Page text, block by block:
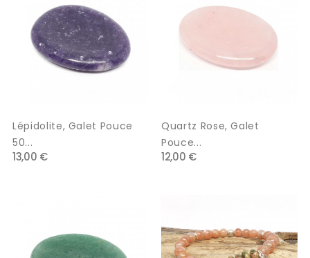
Lépidolite, Galet Pouce
50...
13,00 €
Quartz Rose, Galet
Pouce...
12,00 €